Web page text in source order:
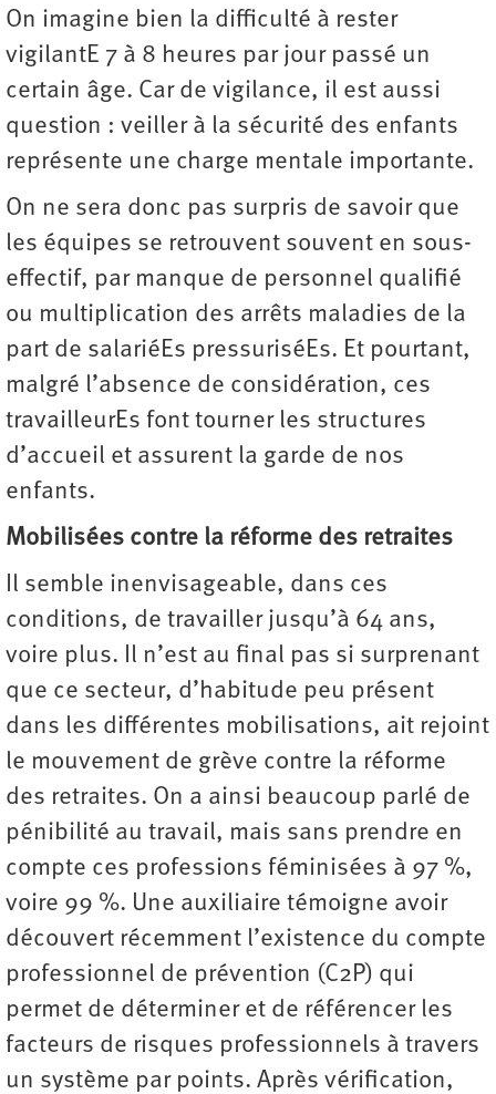
On imagine bien la difficulté à rester
vigilantE 7 à 8 heures par jour passé un
certain âge. Car de vigilance, il est aussi
question : veiller à la sécurité des enfants
représente une charge mentale importante.
On ne sera donc pas surpris de savoir que
les équipes se retrouvent souvent en sous-
effectif, par manque de personnel qualifié
ou multiplication des arrêts maladies de la
part de salariéEs pressuriséEs. Et pourtant,
malgré l’absence de considération, ces
travailleurEs font tourner les structures
d’accueil et assurent la garde de nos
enfants.
Mobilisées contre la réforme des retraites
Il semble inenvisageable, dans ces
conditions, de travailler jusqu’à 64 ans,
voire plus. Il n’est au final pas si surprenant
que ce secteur, d’habitude peu présent
dans les différentes mobilisations, ait rejoint
le mouvement de grève contre la réforme
des retraites. On a ainsi beaucoup parlé de
pénibilité au travail, mais sans prendre en
compte ces professions féminisées à 97 %,
voire 99 %. Une auxiliaire témoigne avoir
découvert récemment l’existence du compte
professionnel de prévention (C2P) qui
permet de déterminer et de référencer les
facteurs de risques professionnels à travers
un système par points. Après vérification,